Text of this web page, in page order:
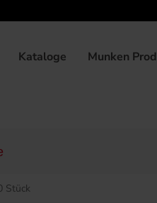
Kataloge Munken
210 x 280
Stück